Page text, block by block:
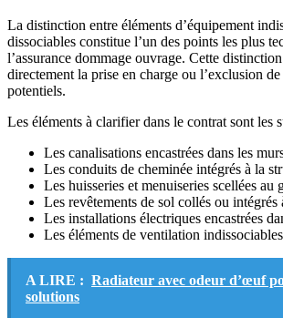
La distinction entre éléments d’équipement
dissociables constitue l’un des points les plus
l’assurance dommage ouvrage. Cette
directement la prise en charge ou l’exclusion
potentiels.
Les éléments à clarifier dans le contrat sont les
Les canalisations encastrées dans les
Les conduits de cheminée intégrés à la
Les huisseries et menuiseries scellées au
Les revêtements de sol collés ou intégrés
Les installations électriques encastrées
Les éléments de ventilation
A LIRE : Radiateur avec odeur d’œuf
solutions